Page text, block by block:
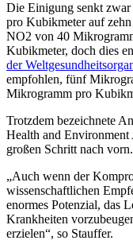
Die Einigung senkt
pro Kubikmeter auf
NO2 von 40
Kubikmeter, doch dies
der
empfohlen, fünf
Mikrogramm pro
Trotzdem bezeichnete
Health and
großen Schritt nach
„Auch wenn der
wissenschaftlichen
enormes Potenzial, das
Krankheiten
erzielen“, so Stauffer.